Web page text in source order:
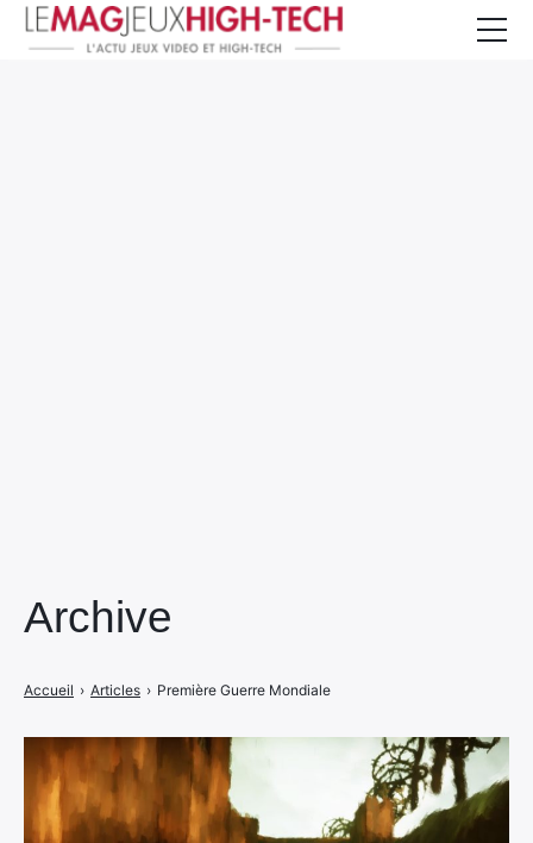
Archive
Accueil › Articles › Première Guerre Mondiale